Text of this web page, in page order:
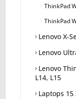
ThinkPad
ThinkPad
Lenovo X-
Lenovo
Lenovo
L14, L15
Laptops 15